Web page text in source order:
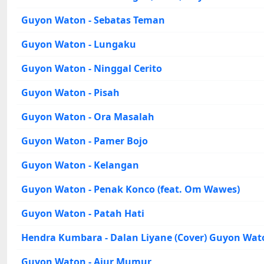
Guyon Waton - Sebatas Teman
Guyon Waton - Lungaku
Guyon Waton - Ninggal Cerito
Guyon Waton - Pisah
Guyon Waton - Ora Masalah
Guyon Waton - Pamer Bojo
Guyon Waton - Kelangan
Guyon Waton - Penak Konco (feat. Om Wawes)
Guyon Waton - Patah Hati
Hendra Kumbara - Dalan Liyane (Cover) Guyon
Guyon Waton - Ajur Mumur